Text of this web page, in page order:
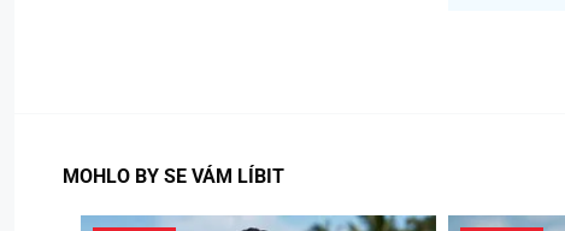
MOHLO BY SE VÁM LÍBIT